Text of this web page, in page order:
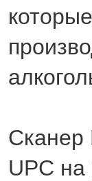
Сканер
UPC